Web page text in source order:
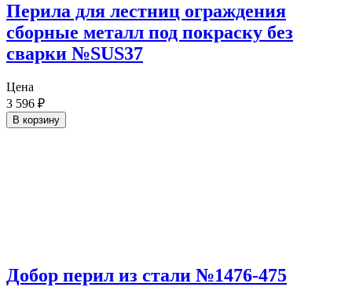
Перила для лестниц ограждения
сборные металл под покраску без
сварки №SUS37
Цена
3 596 ₽
В корзину
Добор перил из стали №1476-475